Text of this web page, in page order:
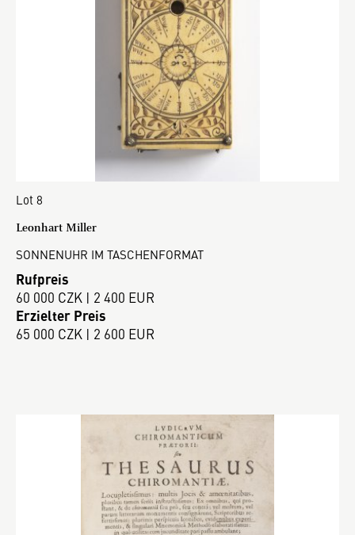
Lot 8
Leonhart Miller
SONNENUHR IM TASCHENFORMAT
Rufpreis
60 000 CZK | 2 400 EUR
Erzielter Preis
65 000 CZK | 2 600 EUR